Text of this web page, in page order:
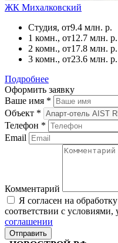
ЖК Михалковский
Студия, от9.4 млн. р.
1 комн., от12.7 млн. р.
2 комн., от17.8 млн. р.
3 комн., от23.6 млн. р.
Подробнее
Оформить заявку
Ваше имя *
Объект *
Телефон *
Email
Комментарий
Я согласен на
соответствии с условиями,
соглашении